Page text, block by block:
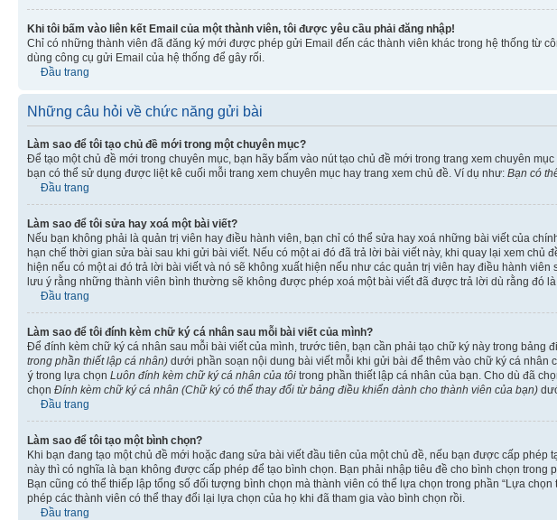
Khi tôi bấm vào liên kết Email của một thành viên, tôi được yêu cầu phải đăng nhập!
Chỉ có những thành viên đã đăng ký mới được phép gửi Email đến các thành viên khác trong hệ thống từ
dùng công cụ gửi Email của hệ thống để gây rối.
Đầu trang
Những câu hỏi về chức năng gửi bài
Làm sao để tôi tạo chủ đề mới trong một chuyên mục?
Để tạo một chủ đề mới trong chuyên mục, bạn hãy bấm vào nút tạo chủ đề mới trong trang xem chuyên
bạn có thể sử dụng được liệt kê cuối mỗi trang xem chuyên mục hay trang xem chủ đề. Ví dụ như: Bạn có
Đầu trang
Làm sao để tôi sửa hay xoá một bài viết?
Nếu bạn không phải là quản trị viên hay điều hành viên, bạn chỉ có thể sửa hay xoá những bài viết của
hạn chế thời gian sửa bài sau khi gửi bài viết. Nếu có một ai đó đã trả lời bài viết này, khi quay lại xem
hiện nếu có một ai đó trả lời bài viết và nó sẽ không xuất hiện nếu như các quản trị viên hay điều hành
lưu ý rằng những thành viên bình thường sẽ không được phép xoá một bài viết đã được trả lời dù rằng đó là
Đầu trang
Làm sao để tôi đính kèm chữ ký cá nhân sau mỗi bài viết của mình?
Để đính kèm chữ ký cá nhân sau mỗi bài viết của mình, trước tiên, bạn cần phải tạo chữ ký này trong
trong phần thiết lập cá nhân) dưới phần soạn nội dung bài viết mỗi khi gửi bài để thêm vào chữ ký cá nhân
ý trong lựa chọn Luôn đính kèm chữ ký cá nhân của tôi trong phần thiết lập cá nhân của bạn. Cho dù đã
chọn Đính kèm chữ ký cá nhân (Chữ ký có thể thay đổi từ bảng điều khiển dành cho thành viên của bạn)
Đầu trang
Làm sao để tôi tạo một bình chọn?
Khi bạn đang tạo một chủ đề mới hoặc đang sửa bài viết đầu tiên của một chủ đề, nếu bạn được cấp
này thì có nghĩa là bạn không được cấp phép để tạo bình chọn. Bạn phải nhập tiêu đề cho bình chọn
Bạn cũng có thể thiếp lập tổng số đối tượng bình chọn mà thành viên có thể lựa chọn trong phần “Lựa
phép các thành viên có thể thay đổi lại lựa chọn của họ khi đã tham gia vào bình chọn rồi.
Đầu trang